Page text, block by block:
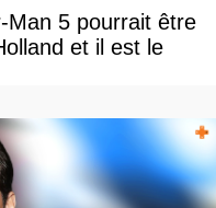
Man 5 pourrait être
et il est le